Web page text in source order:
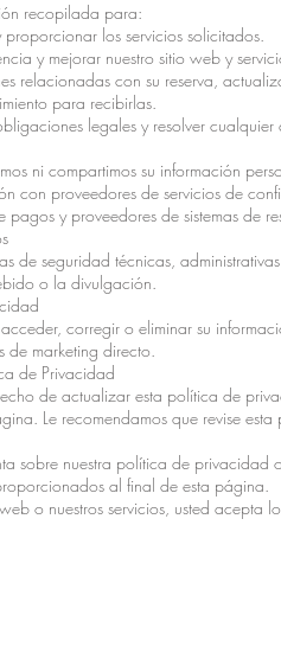
recopilada para:
proporcionar los servicios solicitados.
y mejorar nuestro sitio web y
relacionadas con su reserva,
para recibirlas.
legales y resolver cualquier
ni compartimos su información
con proveedores de servicios de
y proveedores de sistemas de
de seguridad técnicas,
o la divulgación.
corregir o eliminar su
de marketing directo.
de Privacidad
de actualizar esta política de
Le recomendamos que revise
sobre nuestra política de
al final de esta página.
o nuestros servicios, usted acepta